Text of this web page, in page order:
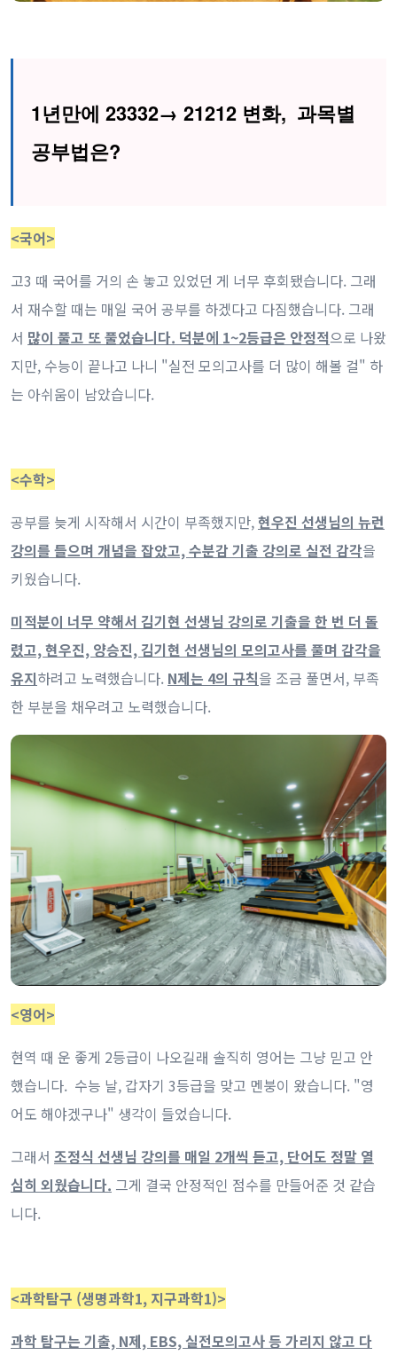
1년만에 23332→ 21212 변화, 과목별
공부법은?
<국어>
고3 때 국어를 거의 손 놓고 있었던 게 너무 후회됐습니다. 그래
서 재수할 때는 매일 국어 공부를 하겠다고 다짐했습니다. 그래
서 많이 풀고 또 풀었습니다. 덕분에 1~2등급은 안정적으로 나왔
지만, 수능이 끝나고 나니 "실전 모의고사를 더 많이 해볼 걸" 하
는 아쉬움이 남았습니다.
<수학>
공부를 늦게 시작해서 시간이 부족했지만,현우진 선생님의 뉴런
강의를 들으며 개념을 잡았고, 수분감 기출 강의로 실전 감각을
키웠습니다.
미적분이 너무 약해서 김기현 선생님 강의로 기출을 한 번 더 돌
렸고, 현우진, 양승진, 김기현 선생님의 모의고사를 풀며 감각을
유지하려고 노력했습니다. N제는 4의 규칙을 조금 풀면서, 부족
한 부분을 채우려고 노력했습니다.
<영어>
현역 때 운 좋게 2등급이 나오길래 솔직히 영어는 그냥 믿고 안
했습니다. 수능 날, 갑자기 3등급을 맞고 멘붕이 왔습니다. "영
어도 해야겠구나" 생각이 들었습니다.
그래서 조정식 선생님 강의를 매일 2개씩 듣고, 단어도 정말 열
심히 외웠습니다. 그게 결국 안정적인 점수를 만들어준 것 같습
니다.
<과학탐구 (생명과학1, 지구과학1)>
과학 탐구는 기출, N제, EBS, 실전모의고사 등 가리지 않고 다